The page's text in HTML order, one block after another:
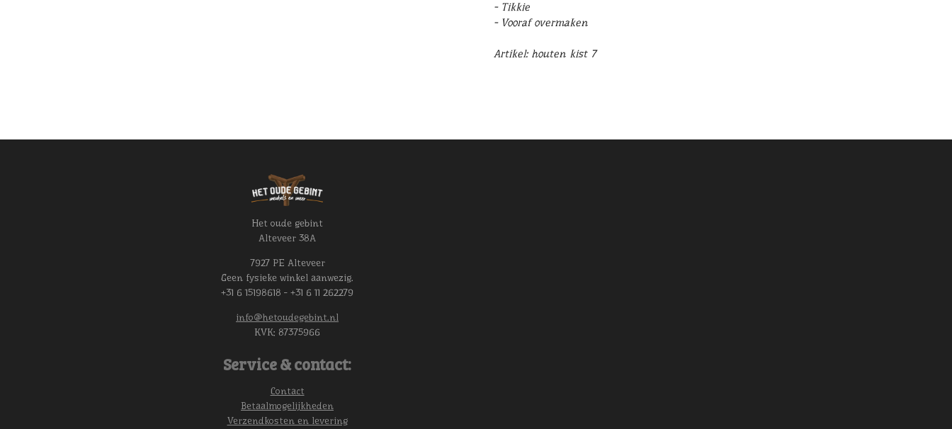
- Tikkie
- Vooraf overmaken
Artikel: houten kist 7
Het oude gebint
Alteveer 38A
7927 PE Alteveer
Geen fysieke winkel aanwezig.
+31 6 15198618 - +31 6 11 262279
info@hetoudegebint.nl
KVK: 87375966
Service & contact:
Contact
Betaalmogelijkheden
Verzendkosten en levering